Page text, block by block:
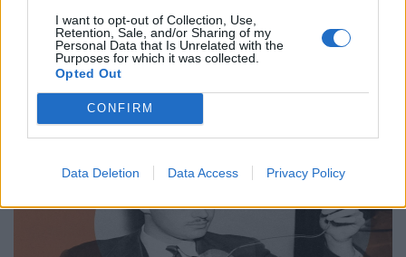
I want to opt-out of Collection, Use,
Retention, Sale, and/or Sharing of my
Personal Data that Is Unrelated with the
Purposes for which it was collected.
Opted Out
CONFIRM
Data Deletion Data Access Privacy Policy
Η κουβέντα για το Διάστημα είναι πάντα ανοιχτή κι ας
μονοπωλεί σήμερα ο πόλεμος. Ας δούμε μία ενδιαφέρουσα
προσέγγιση.